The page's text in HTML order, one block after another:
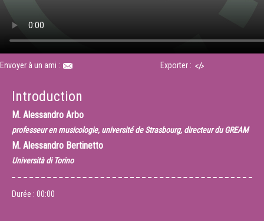
Envoyer à un ami : Exporter :
Introduction
M. Alessandro Arbo
professeur en musicologie, université de Strasbourg, directeur du GREAM
M. Alessandro Bertinetto
Università di Torino
Durée : 00:00